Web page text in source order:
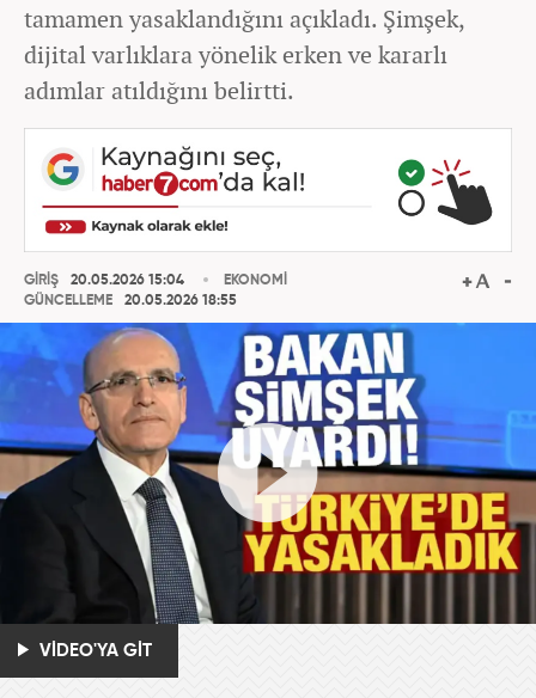
tamamen yasaklandığını açıkladı. Şimşek,
dijital varlıklara yönelik erken ve kararlı
adımlar atıldığını belirtti.
GİRİŞ
20.05.2026 15:04
GÜNCELLEME
20.05.2026 18:55
EKONOMİ
VİDEO'YA GİT